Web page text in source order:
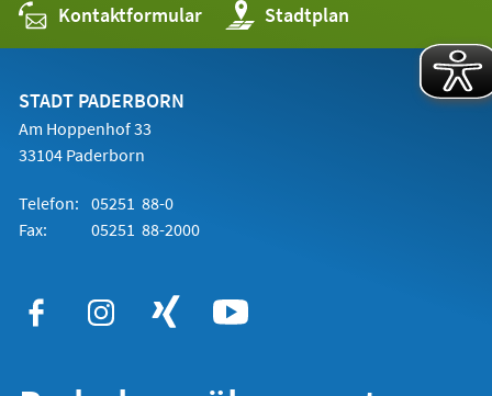
Kontaktformular Stadtplan
(Öffnet
in
einem
STADT PADERBORN
Am Hoppenhof 33
33104 Paderborn
Telefon: 05251 88-0
Fax:
05251 88-2000